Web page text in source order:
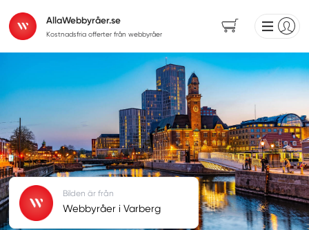
AllaWebbyråer.se
Kostnadsfria offerter från webbyråer
Bilden är från
Webbyråer i Varberg